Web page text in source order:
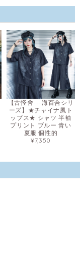
【古怪舍---海百合シリ
ーズ】★チャイナ風ト
ップス★ シャツ 半袖
プリント ブルー 青い
夏服 個性的
¥7,350